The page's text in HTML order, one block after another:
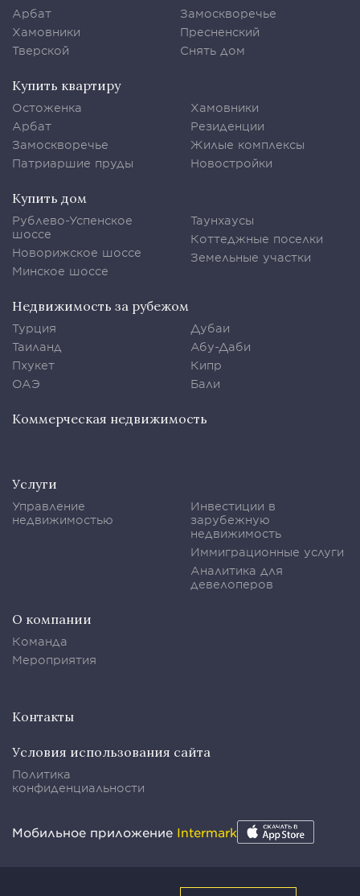
Арбат
Хамовники
Тверской
Замоскворечье
Пресненский
Снять дом
Купить квартиру
Остоженка
Арбат
Замоскворечье
Патриаршие пруды
Хамовники
Резиденции
Жилые комплексы
Новостройки
Купить дом
Рублево-Успенское
шоссе
Новорижское шоссе
Минское шоссе
Таунхаусы
Коттеджные поселки
Земельные участки
Недвижимость за рубежом
Турция
Таиланд
Пхукет
ОАЭ
Дубаи
Абу-Даби
Кипр
Бали
Коммерческая недвижимость
Услуги
Управление
недвижимостью
Инвестиции в
зарубежную
недвижимость
Иммиграционные услуги
Аналитика для
девелоперов
О компании
Команда
Мероприятия
Контакты
Условия использования сайта
Политика
конфиденциальности
Мобильное приложение Intermark